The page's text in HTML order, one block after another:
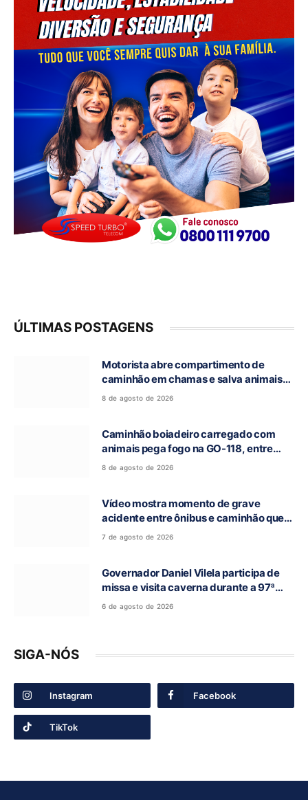
ÚLTIMAS POSTAGENS
Motorista abre compartimento de
caminhão em chamas e salva animais
na GO-118, entre Campos Belos e Monte
8 de agosto de 2026
Caminhão boiadeiro carregado com
animais pega fogo na GO-118, entre
Campos Belos e Monte Alegre de Goiás
8 de agosto de 2026
Vídeo mostra momento de grave
acidente entre ônibus e caminhão que
deixou cinco mortos na GO-010, em
7 de agosto de 2026
Governador Daniel Vilela participa de
missa e visita caverna durante a 97ª
Romaria do Bom Jesus da Lapa de Terra
6 de agosto de 2026
SIGA-NÓS
Instagram Facebook
TikTok